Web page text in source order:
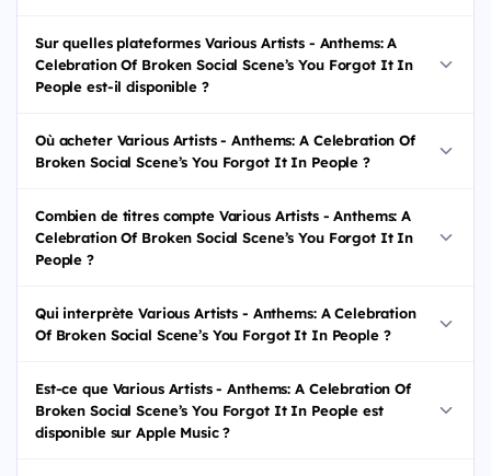
Sur quelles plateformes Various Artists - Anthems: A
Celebration Of Broken Social Scene’s You Forgot It In
People est-il disponible ?
Où acheter Various Artists - Anthems: A Celebration Of
Broken Social Scene’s You Forgot It In People ?
Combien de titres compte Various Artists - Anthems: A
Celebration Of Broken Social Scene’s You Forgot It In
People ?
Qui interprète Various Artists - Anthems: A Celebration
Of Broken Social Scene’s You Forgot It In People ?
Est-ce que Various Artists - Anthems: A Celebration Of
Broken Social Scene’s You Forgot It In People est
disponible sur Apple Music ?